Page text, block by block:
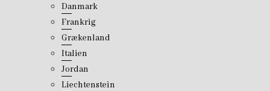
Danmark
Frankrig
Grækenland
Italien
Jordan
Liechtenstein